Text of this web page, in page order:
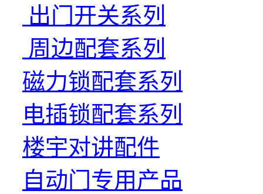
出门开关系列
周边配套系列
磁力锁配套系列
电插锁配套系列
楼宇对讲配件
自动门专用产品